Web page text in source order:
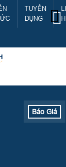
TUYỂN
DỤNG
Báo Giá